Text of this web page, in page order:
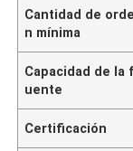
Cantidad de orde
n mínima
Capacidad de la f
uente
Certificación